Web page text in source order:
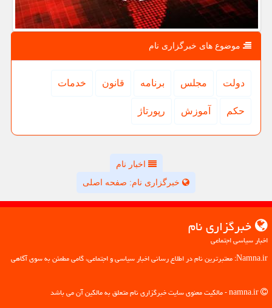
موضوع های خبرگزاری نام
دولت مجلس برنامه قانون خدمات
حكم آموزش رپورتاژ
اخبار نام
خبرگزاری نام: صفحه اصلی
خبرگزاری نام
اخبار سیاسی اجتماعی
Namna.ir: معتبرترین نام در اطلاع رسانی اخبار سیاسی و اجتماعی، گامی مطمئن به سوی آگاهی